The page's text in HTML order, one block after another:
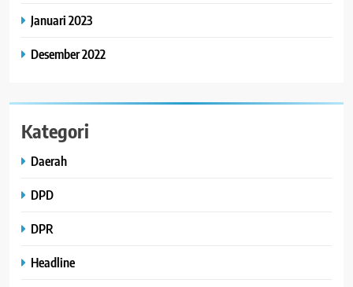
Januari 2023
Desember 2022
Kategori
Daerah
DPD
DPR
Headline